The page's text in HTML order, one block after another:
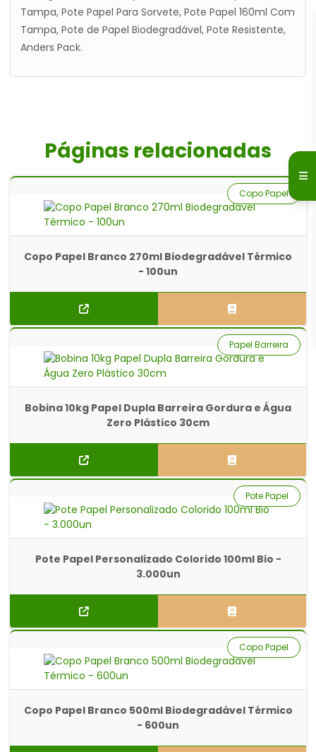
Tampa, Pote Papel Para Sorvete, Pote Papel 160ml Com
Tampa, Pote de Papel Biodegradável, Pote Resistente,
Anders Pack.
Páginas relacionadas
Copo Papel Branco 270ml Biodegradável Térmico
- 100un
Copo Papel
Bobina 10kg Papel Dupla Barreira Gordura e Água
Zero Plástico 30cm
Papel Barreira
Pote Papel Personalizado Colorido 100ml Bio -
3.000un
Pote Papel
Copo Papel Branco 500ml Biodegradável Térmico
- 600un
Copo Papel